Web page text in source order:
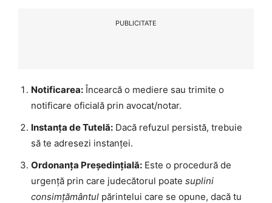
PUBLICITATE
Notificarea: Încearcă o mediere sau trimite o
notificare oficială prin avocat/notar.
Instanța de Tutelă: Dacă refuzul persistă, trebuie
să te adresezi instanței.
Ordonanța Președințială: Este o procedură de
urgență prin care judecătorul poate suplini
consimțământul părintelui care se opune, dacă tu